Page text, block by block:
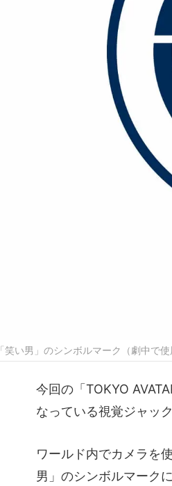
「笑い男」のシンボルマーク（劇中で
今回の「TOKYO
なっている視覚ジャック
ワールド内でカメラを
男」のシンボルマーク